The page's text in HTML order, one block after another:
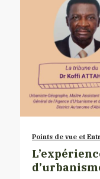
Points de vue et